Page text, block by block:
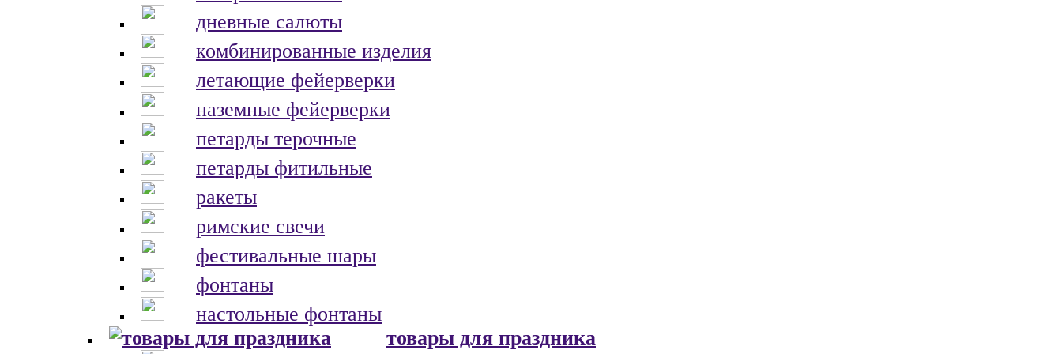
дневные салюты
комбинированные изделия
летающие фейерверки
наземные фейерверки
петарды терочные
петарды фитильные
ракеты
римские свечи
фестивальные шары
фонтаны
настольные фонтаны
товары для праздника